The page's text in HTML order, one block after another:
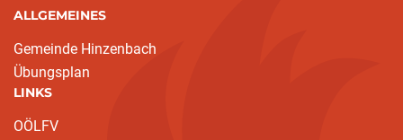
ALLGEMEINES
Gemeinde Hinzenbach
Übungsplan
LINKS
OÖLFV